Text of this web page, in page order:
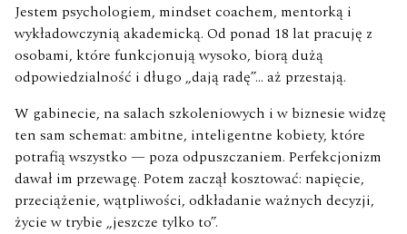
Jestem psychologiem, mindset coachem, mentorką i
wykładowczynią akademicką. Od ponad 18 lat pracuję z
osobami, które funkcjonują wysoko, biorą dużą
odpowiedzialność i długo „dają radę”… aż przestają.
W gabinecie, na salach szkoleniowych i w biznesie widzę
ten sam schemat: ambitne, inteligentne kobiety, które
potrafią wszystko — poza odpuszczaniem. Perfekcjonizm
dawał im przewagę. Potem zaczął kosztować: napięcie,
przeciążenie, wątpliwości, odkładanie ważnych decyzji,
życie w trybie „jeszcze tylko to”.